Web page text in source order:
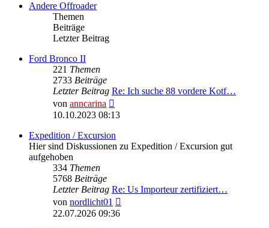
Andere Offroader
Themen
Beiträge
Letzter Beitrag
Ford Bronco II
221 Themen
2733 Beiträge
Letzter Beitrag Re: Ich suche 88 vordere Kotf…
von anncarina
Beitrag
10.10.2023 08:13
Expedition / Excursion
Hier sind Diskussionen zu Expedition / Excursion gut
aufgehoben
334 Themen
5768 Beiträge
Letzter Beitrag Re: Us Importeur zertifiziert…
von nordlicht01
22.07.2026 09:36